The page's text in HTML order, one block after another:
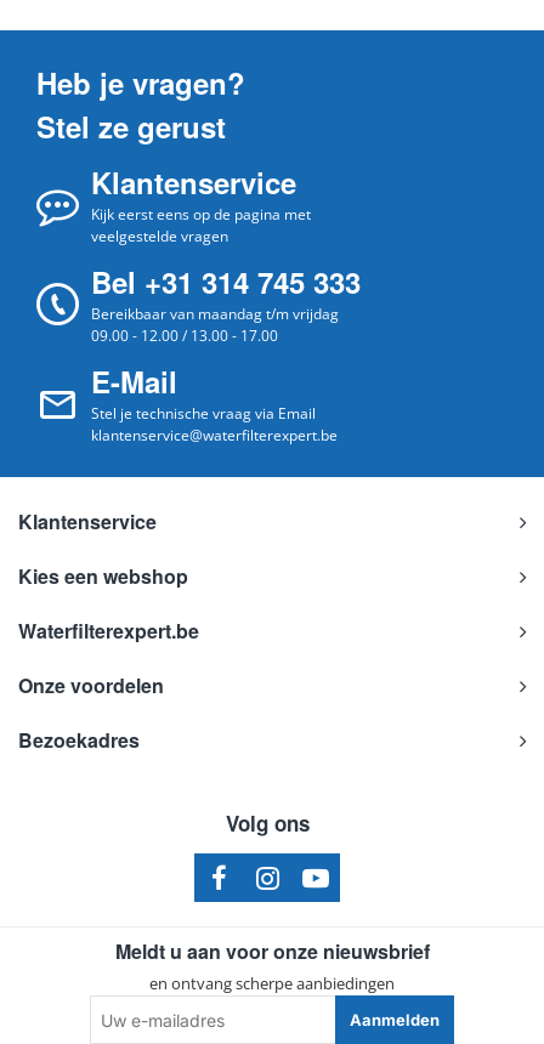
Heb je vragen?
Stel ze gerust
Klantenservice
Kijk eerst eens op de pagina met
veelgestelde vragen
Bel +31 314 745 333
Bereikbaar van maandag t/m vrijdag
09.00 - 12.00 / 13.00 - 17.00
E-Mail
Stel je technische vraag via Email
klantenservice@waterfilterexpert.be
Klantenservice
Kies een webshop
Waterfilterexpert.be
Onze voordelen
Bezoekadres
Volg ons
Meldt u aan voor onze nieuwsbrief
en ontvang scherpe aanbiedingen
e-
Aanmelden